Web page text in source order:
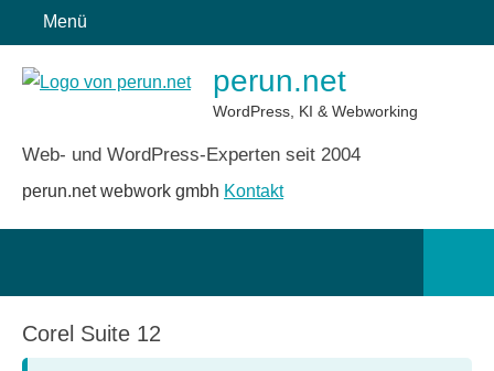
Inhalt
springen
Menü
perun.net
WordPress, KI & Webworking
Web- und WordPress-Experten seit 2004
perun.net webwork gmbh Kontakt
Corel Suite 12